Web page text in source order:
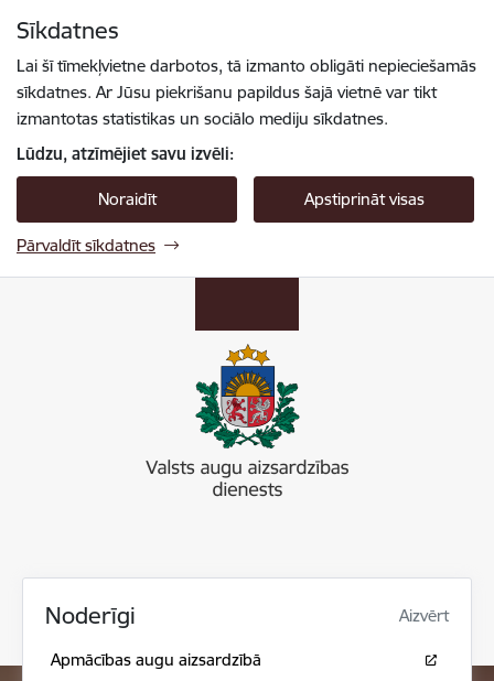
Sīkdatnes
Lai šī tīmekļvietne darbotos, tā izmanto obligāti nepieciešamās
sīkdatnes. Ar Jūsu piekrišanu papildus šajā vietnē var tikt
izmantotas statistikas un sociālo mediju sīkdatnes.
Lūdzu, atzīmējiet savu izvēli:
Noraidīt Apstiprināt visas
Pārvaldīt sīkdatnes
Noderīgi Aizvērt
Apmācības augu aizsardzībā